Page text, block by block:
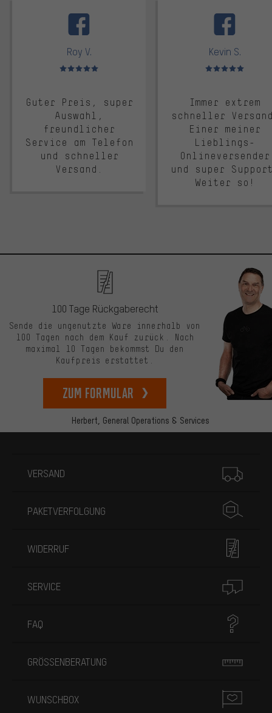
Roy V.
Bewertungen: 5 von 5
Guter Preis, super
Auswahl,
freundlicher
Service am Telefon
und schneller
Versand.
Kevin S.
Bewertungen: 5 von 5
Immer extrem
schneller
Einer meiner
Lieblings-
Onlineversender
und super
Weiter so!
Herbert, General Operations & Services
100 Tage Rückgaberecht
Sende die ungenutzte Ware innerhalb von
100 Tagen nach dem Kauf zurück. Nach
maximal 10 Tagen bekommst Du den
Kaufpreis erstattet.
zum Formular
VERSAND
PAKETVERFOLGUNG
WIDERRUF
SERVICE
FAQ
GRÖSSENBERATUNG
WUNSCHBOX